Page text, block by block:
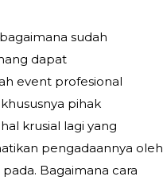
sudah
dapat
event profesional
pihak
krusial lagi yang
pengadaannya oleh
Bagaimana cara